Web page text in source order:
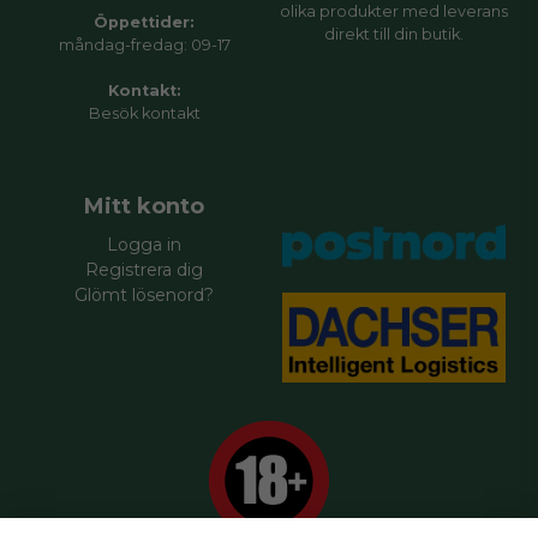
Öppettider:
måndag-fredag: 09-17
Kontakt:
Besök kontakt
olika produkter med leverans
direkt till din butik.
Mitt konto
Logga in
Registrera dig
Glömt lösenord?